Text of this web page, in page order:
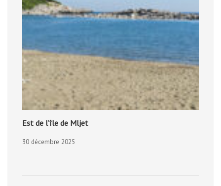
Est de l’île de Mljet
30 décembre 2025